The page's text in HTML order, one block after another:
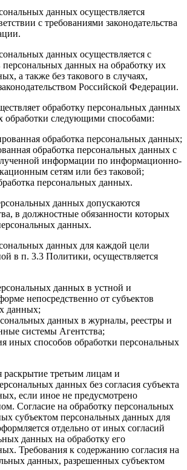
данных осуществляется
с требованиями законодательства
данных осуществляется с
персональных данных на обработку их
а также без такового в случаях,
Российской Федерации.
обработку персональных данных
обработки следующими способами:
обработка персональных данных;
обработка персональных данных с
информации по информационно-
сетям или без таковой;
персональных данных.
данных допускаются
в должностные обязанности которых
данных.
данных для каждой цели
в п. 3.3 Политики, осуществляется
данных в устной и
непосредственно от субъектов
данных;
данных в журналы, реестры и
системы Агентства;
иных способов обработки персональных
раскрытие третьим лицам и
данных без согласия субъекта
если иное не предусмотрено
Согласие на обработку персональных
субъектом персональных данных для
отдельно от иных согласий
данных на обработку его
Требования к содержанию согласия на
данных, разрешенных субъектом